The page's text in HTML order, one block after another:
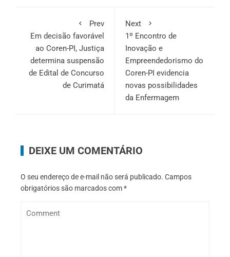
Prev
Em decisão favorável
ao Coren-PI, Justiça
determina suspensão
de Edital de Concurso
de Curimatá
Next
1º Encontro de
Inovação e
Empreendedorismo do
Coren-PI evidencia
novas possibilidades
da Enfermagem
DEIXE UM COMENTÁRIO
O seu endereço de e-mail não será publicado. Campos
obrigatórios são marcados com*